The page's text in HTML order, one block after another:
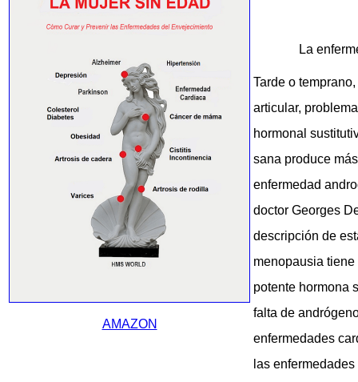
AMAZON
La
Tarde o
articular,
hormonal
sana produce
enfermedad
doctor Georges
descripción de
menopausia
potente hormona
falta de
enfermedades
las